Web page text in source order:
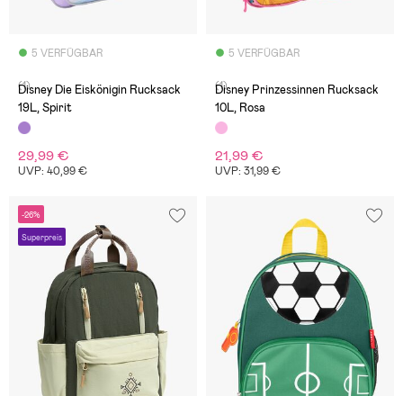
5 VERFÜGBAR
(1)
Disney Die Eiskönigin Rucksack
19L, Spirit
29,99 €
UVP: 40,99 €
5 VERFÜGBAR
(1)
Disney Prinzessinnen Rucksack
10L, Rosa
21,99 €
UVP: 31,99 €
-26%
Superpreis